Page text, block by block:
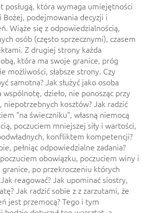
posługą, która wymaga umiejętności
Bożej, podejmowania decyzji i
Wiąże się z odpowiedzialnością,
osób (często sprzecznymi), czasem
Z drugiej strony każda
która ma swoje granice, próg
możliwości, słabsze strony. Czy
samotna? Jak służyć jako osoba
dzieło, nie ponosząc przy
kosztów? Jak radzić
"na świeczniku", własną niemocą
poczuciem mniejszej siły i wartości,
konfliktem kompetencji?
pełniąc odpowiedzialne zadania?
obowiązku, poczuciem winy i
granice, po przekroczeniu których
reagować? Jak upominać siostry,
Jak radzić sobie z z zarzutami, że
jest przemocą? Tego i tym